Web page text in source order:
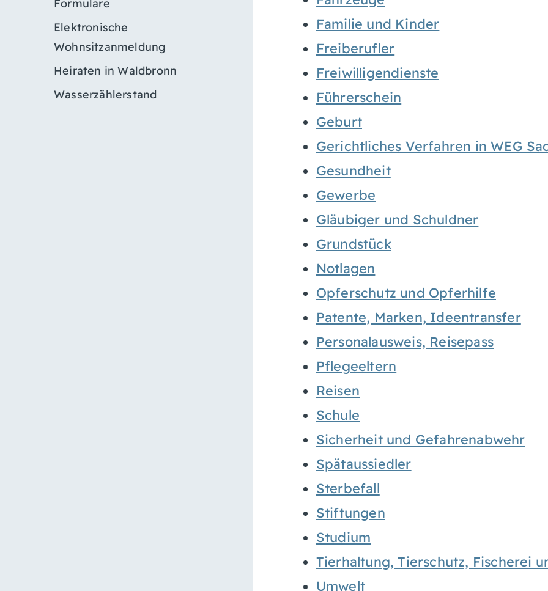
Formulare
Elektronische
Wohnsitzanmeldung
Heiraten in Waldbronn
Wasserzählerstand
Familie und Kinder
Freiberufler
Freiwilligendienste
Führerschein
Geburt
Gerichtliches Verfahren in WEG
Gesundheit
Gewerbe
Gläubiger und Schuldner
Grundstück
Notlagen
Opferschutz und Opferhilfe
Patente, Marken, Ideentransfer
Personalausweis, Reisepass
Pflegeeltern
Reisen
Schule
Sicherheit und Gefahrenabwehr
Spätaussiedler
Sterbefall
Stiftungen
Studium
Tierhaltung, Tierschutz, Fischerei
Umwelt